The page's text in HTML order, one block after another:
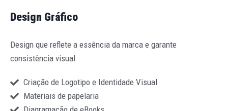
Design Gráfico
Design que reflete a essência da marca e garante
consistência visual
Criação de Logotipo e Identidade Visual
Materiais de papelaria